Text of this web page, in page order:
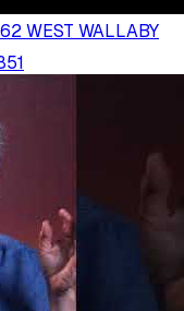
WEST WALLABY